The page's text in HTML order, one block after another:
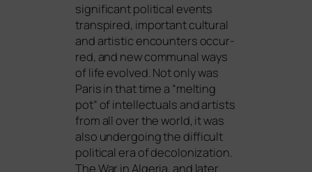
signi­fi­cant poli­ti­cal events
tran­spi­red, important cul­tu­ral
and artis­tic encoun­ters occur­
red, and new com­mu­nal ways
of life evol­ved. Not only was
Paris in that time a “mel­ting
pot” of intellec­tu­als and artists
from all over the world, it was
also under­go­ing the dif­fi­cult
poli­ti­cal era of deco­lo­niza­ti­on.
The War in Algeria, and later